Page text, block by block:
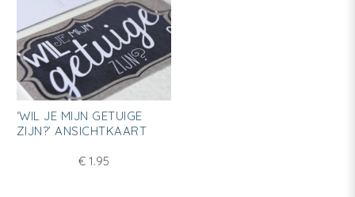
‘WIL JE MIJN GETUIGE
ZIJN?’ ANSICHTKAART
€1.95